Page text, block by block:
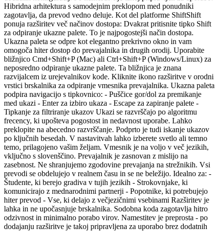
Hibridna arhitektura s samodejnim preklopom med ponudniki
zagotavlja, da prevod vedno deluje. Kot del platforme ShiftShift
ponuja razširitev več načinov dostopa: Dvakrat pritisnite tipko Shift
za odpiranje ukazne palete. To je najpogostejši način dostopa.
Ukazna paleta se odpre kot elegantno prekrivno okno in vam
omogoča hiter dostop do prevajalnika in drugih orodij. Uporabite
bližnjico Cmd+Shift+P (Mac) ali Ctrl+Shift+P (Windows/Linux) za
neposredno odpiranje ukazne palete. Ta bližnjica je znana
razvijalcem iz urejevalnikov kode. Kliknite ikono razširitve v orodni
vrstici brskalnika za odpiranje vmesnika prevajalnika. Ukazna paleta
podpira navigacijo s tipkovnico: - Puščice gor/dol za premikanje
med ukazi - Enter za izbiro ukaza - Escape za zapiranje palete -
Tipkanje za filtriranje ukazov Ukazi se razvrščajo po algoritmu
frecency, ki upošteva pogostost in nedavnost uporabe. Lahko
preklopite na abecedno razvrščanje. Podprto je tudi iskanje ukazov
po ključnih besedah. V nastavitvah lahko izberete svetlo ali temno
temo, prilagojeno vašim željam. Vmesnik je na voljo v več jezikih,
vključno s slovenščino. Prevajalnik je zasnovan z mislijo na
zasebnost. Ne shranjujemo zgodovine prevajanja na strežnikih. Vsi
prevodi se obdelujejo v realnem času in se ne beležijo. Idealno za: -
Študente, ki berejo gradiva v tujih jezikih - Strokovnjake, ki
komunicirajo z mednarodnimi partnerji - Popotnike, ki potrebujejo
hiter prevod - Vse, ki delajo z večjezičnimi vsebinami Razširitev je
lahka in ne upočasnjuje brskalnika. Sodobna koda zagotavlja hitro
odzivnost in minimalno porabo virov. Namestitev je preprosta - po
dodajanju razširitve je takoj pripravljena za uporabo brez dodatnih